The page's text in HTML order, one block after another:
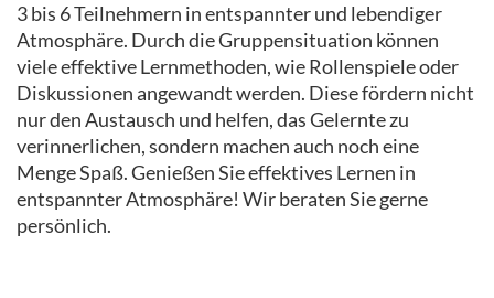
3 bis 6 Teilnehmern in entspannter und lebendiger
Atmosphäre. Durch die Gruppensituation können
viele effektive Lernmethoden, wie Rollenspiele oder
Diskussionen angewandt werden. Diese fördern nicht
nur den Austausch und helfen, das Gelernte zu
verinnerlichen, sondern machen auch noch eine
Menge Spaß. Genießen Sie effektives Lernen in
entspannter Atmosphäre! Wir beraten Sie gerne
persönlich.